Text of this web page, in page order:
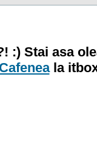
:) Stai asa
Cafeneala